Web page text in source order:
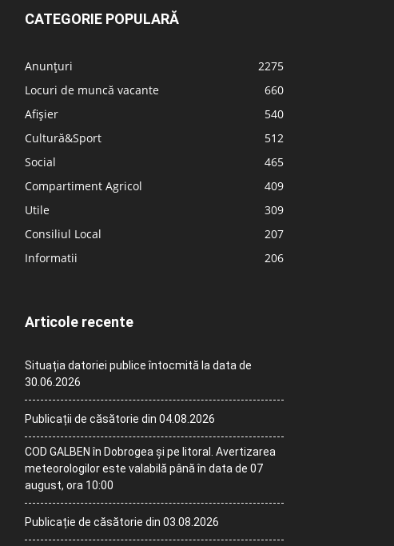
CATEGORIE POPULARĂ
Anunțuri
2275
Locuri de muncă vacante
660
Afișier
540
Cultură&Sport
512
Social
465
Compartiment Agricol
409
Utile
309
Consiliul Local
207
Informatii
206
Articole recente
Situația datoriei publice întocmită la data de
30.06.2026
Publicații de căsătorie din 04.08.2026
COD GALBEN în Dobrogea și pe litoral. Avertizarea
meteorologilor este valabilă până în data de 07
august, ora 10:00
Publicație de căsătorie din 03.08.2026